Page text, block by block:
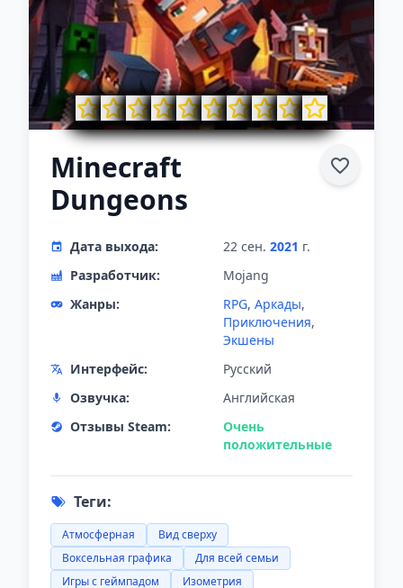
Minecraft
Dungeons
Дата выхода: 22 сен. 2021 г.
Разработчик:
Mojang
Жанры:
RPG, Аркады,
Приключения,
Экшены
Интерфейс:
Русский
Озвучка:
Английская
Отзывы Steam:
Очень
положительные
Теги:
Атмосферная
Вид сверху
Воксельная графика
Для всей семьи
Игры с геймпадом
Изометрия